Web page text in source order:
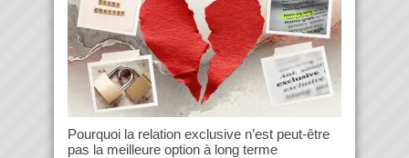
Pourquoi la relation exclusive n’est peut-être
pas la meilleure option à long terme